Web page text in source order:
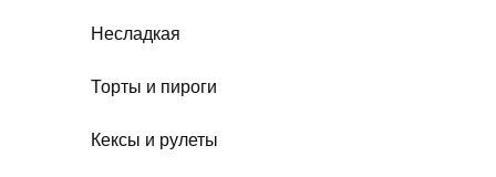
Несладкая
Торты и пироги
Кексы и рулеты